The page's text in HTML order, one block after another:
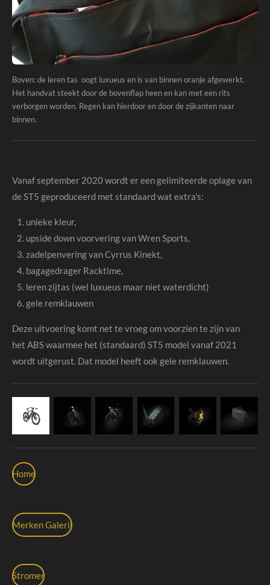
Boven: de leren tas oogt luxueus en is van binnen oranje afgewerkt.
Het handvat steekt door de bovenflap heen en kan met een rits
verborgen worden. Regen kan hierdoor en door de zijkanten naar
binnen.
Vanaf september 2020 wordt er een gelimiteerde oplage van
de ST5 geproduceerd met standaard wat extra's:
unieke kleur,
upside down voorvering van Wren Sports,
zadelpenvering van Cyrrus Kinekt,
bagagedrager Racktime,
leren zijtas (wel luxueus maar niet waterdicht)
gele remklauwen
Deze uitvoering komt net te vroeg om voorzien te zijn van
het ABS waarmee het (standaard) ST5 model vanaf 2021
wordt uitgerust. Dat model heeft ook gele remklauwen.
Home
Merken Galerij
Stromer